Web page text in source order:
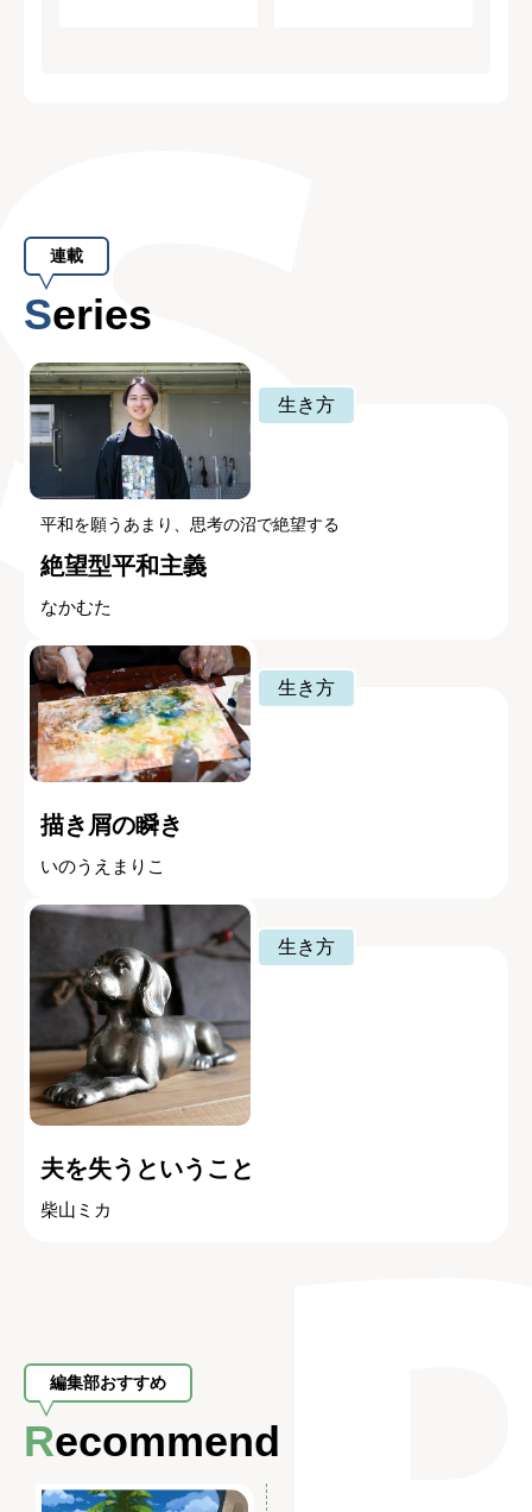
連載
Series
生き方
平和を願うあまり、思考の沼で絶望する
絶望型平和主義
なかむた
生き方
描き屑の瞬き
いのうえまりこ
生き方
夫を失うということ
柴山ミカ
編集部おすすめ
Recommend